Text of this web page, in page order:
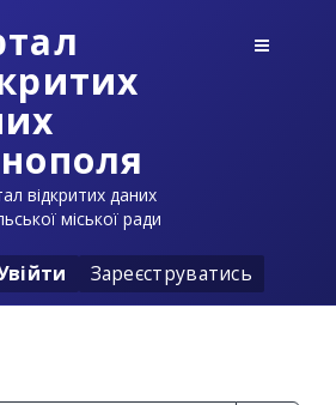
відкритих даних
міської ради
Зареєструватись